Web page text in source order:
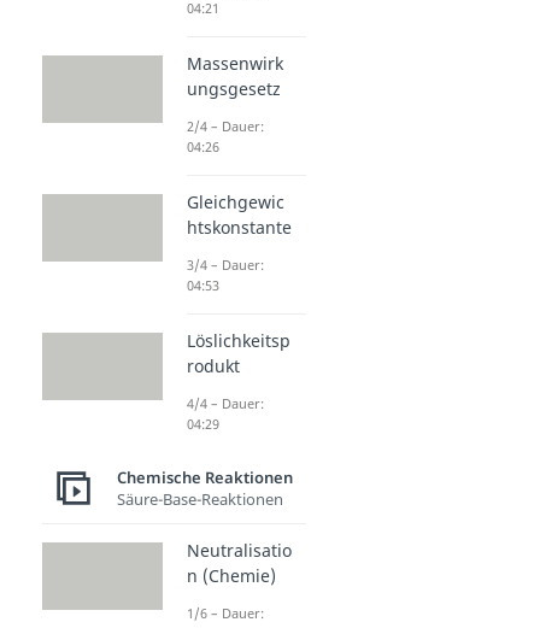
04:21
Massenwirk
ungsgesetz
2/4 – Dauer:
04:26
Gleichgewic
htskonstante
3/4 – Dauer:
04:53
Löslichkeitsp
rodukt
4/4 – Dauer:
04:29
Chemische Reaktionen
Säure-Base-Reaktionen
Neutralisatio
n (Chemie)
1/6 – Dauer: